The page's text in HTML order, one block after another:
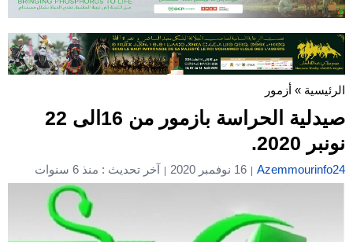
الرئيسية » أزمور
صيدلية الحراسة بازمور من 16الى 22
نونبر 2020.
Azemmourinfo24 16 نوفمبر 2020 آخر تحديث : منذ 6 سنوات